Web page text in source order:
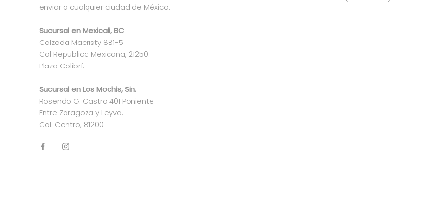
enviar a cualquier ciudad de México.
Sucursal en Mexicali, BC
Calzada Macristy 881-5
Col Republica Mexicana, 21250.
Plaza Colibrí.
Sucursal en Los Mochis, Sin.
Rosendo G. Castro 401 Poniente
Entre Zaragoza y Leyva.
Col. Centro, 81200